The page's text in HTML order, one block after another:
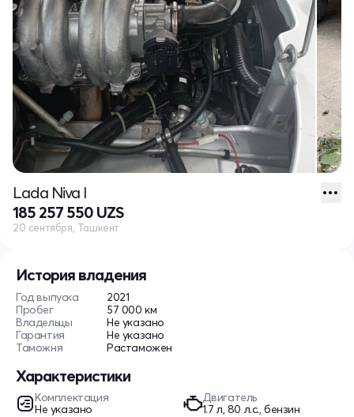
История владения
Год выпуска
2021
Пробег
57 000 км
Владельцы
Не указано
Гарантия
Не указано
Таможня
Растаможен
Характеристики
Комплектация
Не указано
Двигатель
1.7 л, 80 л.с., бензин
Lada Niva I
185 257 550 UZS
20 сентября, Ташкент